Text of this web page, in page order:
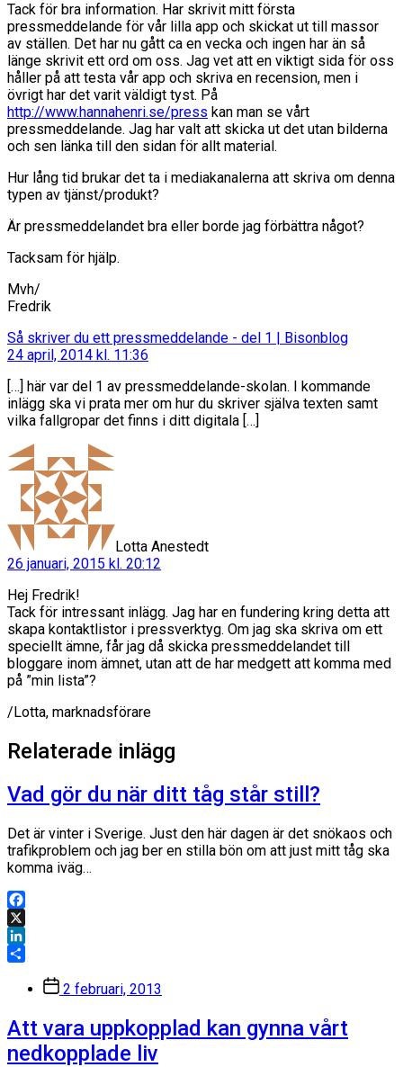
Tack för bra information. Har skrivit mitt första
pressmeddelande för vår lilla app och skickat ut till massor
av ställen. Det har nu gått ca en vecka och ingen har än så
länge skrivit ett ord om oss. Jag vet att en viktigt sida för oss
håller på att testa vår app och skriva en recension, men i
övrigt har det varit väldigt tyst. På
http://www.hannahenri.se/press kan man se vårt
pressmeddelande. Jag har valt att skicka ut det utan bilderna
och sen länka till den sidan för allt material.
Hur lång tid brukar det ta i mediakanalerna att skriva om denna
typen av tjänst/produkt?
Är pressmeddelandet bra eller borde jag förbättra något?
Tacksam för hjälp.
Mvh/
Fredrik
Så skriver du ett pressmeddelande - del 1 | Bisonblogsäger:
24 april, 2014 kl. 11:36
[…] här var del 1 av pressmeddelande-skolan. I kommande
inlägg ska vi prata mer om hur du skriver själva texten samt
vilka fallgropar det finns i ditt digitala […]
Lotta Anestedt
26 januari, 2015 kl. 20:12
Hej Fredrik!
Tack för intressant inlägg. Jag har en fundering kring detta att
skapa kontaktlistor i pressverktyg. Om jag ska skriva om ett
speciellt ämne, får jag då skicka pressmeddelandet till
bloggare inom ämnet, utan att de har medgett att komma med
på ”min lista”?
/Lotta, marknadsförare
Relaterade inlägg
Vad gör du när ditt tåg står still?
Det är vinter i Sverige. Just den här dagen är det snökaos och
trafikproblem och jag ber en stilla bön om att just mitt tåg ska
komma iväg…
Facebook
X
LinkedIn
Inläggsdatum
2 februari, 2013
Att vara uppkopplad kan gynna vårt
nedkopplade liv